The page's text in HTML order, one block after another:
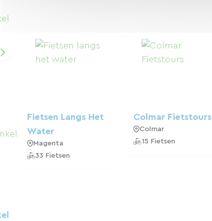
Fietsen Langs Het
Water
Magenta
33 Fietsen
Colmar Fietstours
Colmar
15 Fietsen